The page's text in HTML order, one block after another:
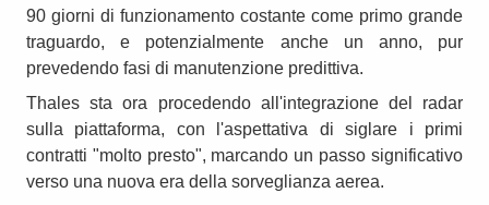
90 giorni di funzionamento costante come primo grande
traguardo, e potenzialmente anche un anno, pur
prevedendo fasi di manutenzione predittiva.
Thales sta ora procedendo all'integrazione del radar
sulla piattaforma, con l'aspettativa di siglare i primi
contratti "molto presto", marcando un passo significativo
verso una nuova era della sorveglianza aerea.